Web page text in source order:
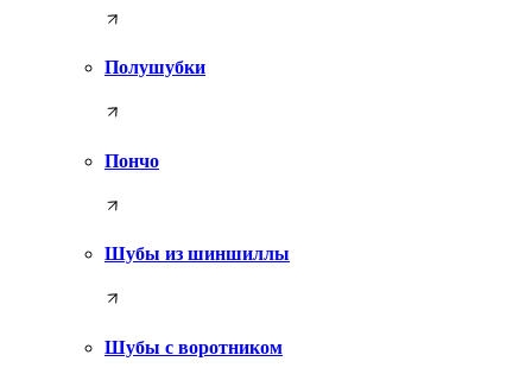
Полушубки
Пончо
Шубы из шиншиллы
Шубы с воротником